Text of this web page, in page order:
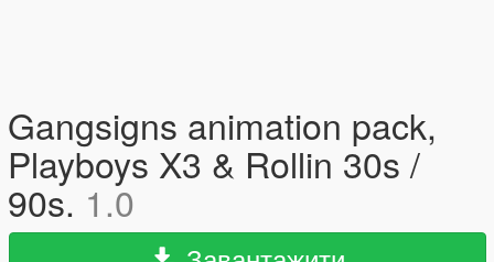
Gangsigns animation pack,
Playboys X3 & Rollin 30s /
90s. 1.0